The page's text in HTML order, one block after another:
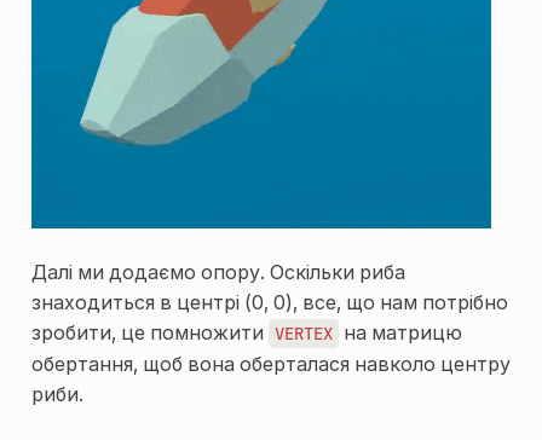
Далі ми додаємо опору. Оскільки риба
знаходиться в центрі (0, 0), все, що нам потрібно
зробити, це помножити VERTEX на матрицю
обертання, щоб вона оберталася навколо центру
риби.